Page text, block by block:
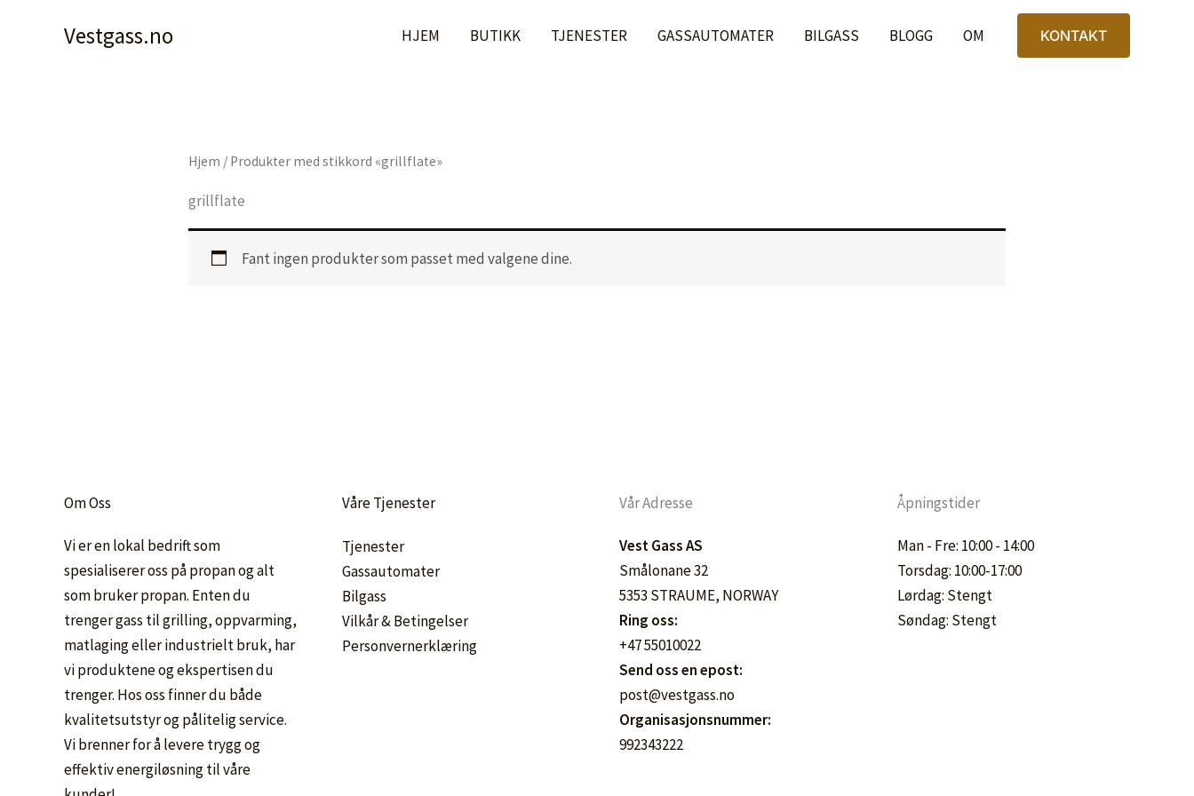
Vestgass.no HJEM BUTIKK TJENESTER GASSAUTOMATER BILGASS BLOGG OM KONTAKT
Hjem / Produkter med stikkord «grillflate»
grillflate
Fant ingen produkter som passet med valgene dine.
Om Oss
Vi er en lokal bedrift som
spesialiserer oss på propan og alt
som bruker propan. Enten du
trenger gass til grilling, oppvarming,
matlaging eller industrielt bruk, har
vi produktene og ekspertisen du
trenger. Hos oss finner du både
kvalitetsutstyr og pålitelig service.
Vi brenner for å levere trygg og
effektiv energiløsning til våre
Våre Tjenester
Tjenester
Gassautomater
Bilgass
Vilkår & Betingelser
Personvernerklæring
Vår Adresse
Vest Gass AS
Smålonane 32
5353 STRAUME, NORWAY
Ring oss:
+47 55010022
Send oss en epost:
post@vestgass.no
Organisasjonsnummer:
992343222
Åpningstider
Man - Fre: 10:00 - 14:00
Torsdag: 10:00-17:00
Lørdag: Stengt
Søndag: Stengt